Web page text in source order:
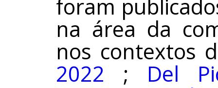
foram
na área da
nos contextos
2022 ; Del